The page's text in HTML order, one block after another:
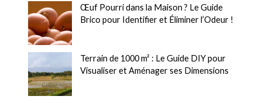
Œuf Pourri dans la Maison ? Le Guide
Brico pour Identifier et Éliminer l’Odeur !
Terrain de 1000 m² : Le Guide DIY pour
Visualiser et Aménager ses Dimensions